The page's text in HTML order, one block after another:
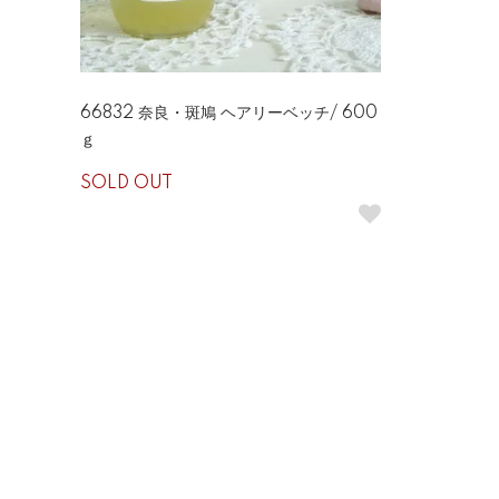
66832 奈良・斑鳩 ヘアリーベッチ/ 600
ｇ
SOLD OUT